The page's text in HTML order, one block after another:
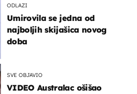
ODLAZI
Umirovila se jedna od
najboljih skijašica novog
doba
SVE OBJAVIO
VIDEO Australac ošišao